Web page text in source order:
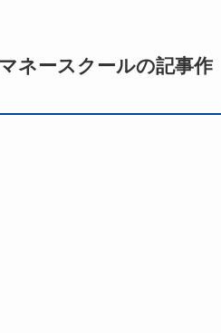
ネースクールの記事作